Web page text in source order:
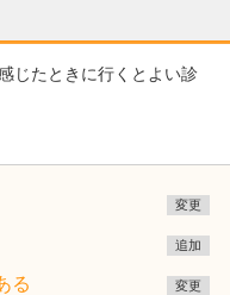
じたときに行くとよい診
変更
追加
る 変更